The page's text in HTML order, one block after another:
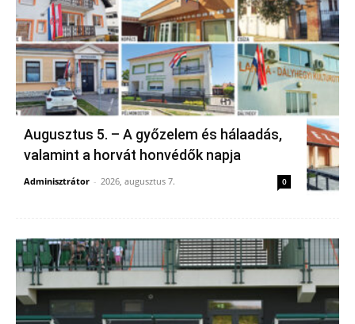
Augusztus 5. – A győzelem és hálaadás,
valamint a horvát honvédők napja
Adminisztrátor - 2026, augusztus 7. 0